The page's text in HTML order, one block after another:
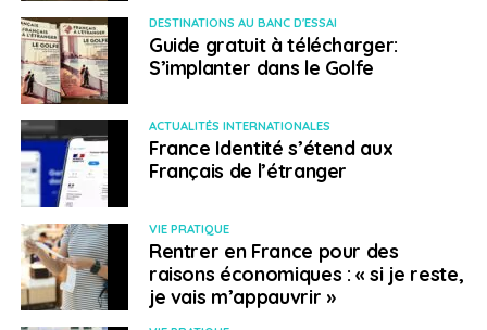
DESTINATIONS AU BANC D'ESSAI
Guide gratuit à télécharger:
S’implanter dans le Golfe
ACTUALITÉS INTERNATIONALES
France Identité s’étend aux
Français de l’étranger
VIE PRATIQUE
Rentrer en France pour des
raisons économiques : « si je reste,
je vais m’appauvrir »